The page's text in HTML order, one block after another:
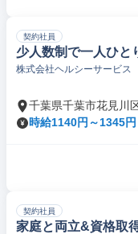
契約社員
少人数制で一人ひと
株式会社ヘルシーサービス
千葉県千葉市花見川
時給1140円～1345円
契約社員
家庭と両立&資格取